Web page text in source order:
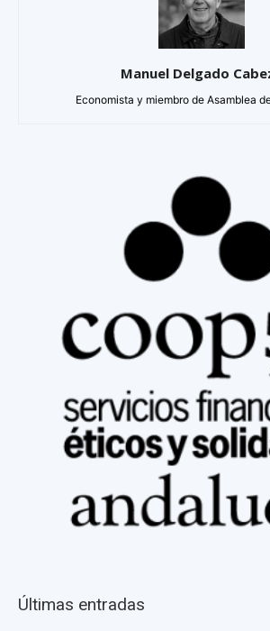
Manuel Delgado
Economista y miembro de Asamblea
Últimas entradas